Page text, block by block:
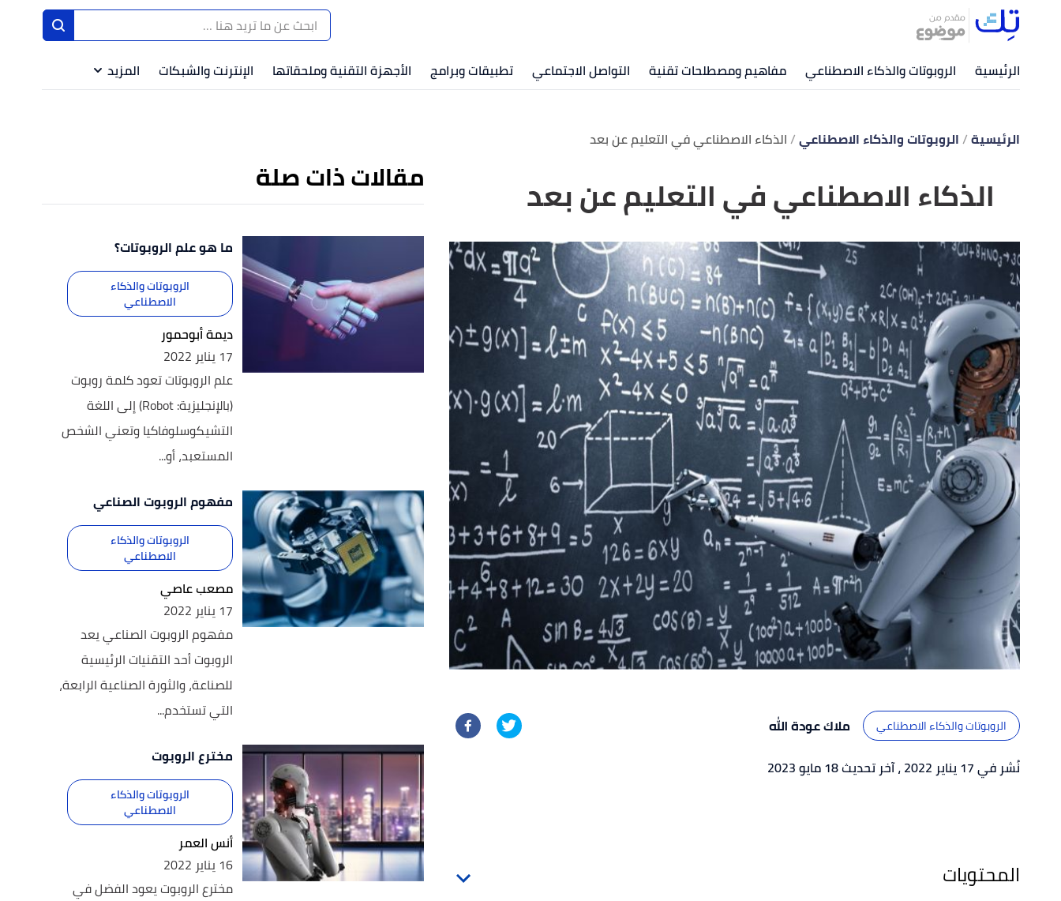
الرئيسية الروبوتات والذكاء الاصطناعي مفاهيم ومصطلحات تقنية التواصل الاجتماعي تطبيقات وبرامج الأجهزة التقنية وملحقاتها الإنترنت والشبكات المزيد
الرئيسية الروبوتات والذكاء الاصطناعي الذكاء الاصطناعي في التعليم عن بعد
الذكاء الاصطناعي في التعليم عن بعد
الروبوتات والذكاء الاصطناعي
ملاك عودة الله
نُشر في 17 يناير 2022
، آخر تحديث 18 مايو 2023
المحتويات
مقالات ذات صلة
ما هو علم الروبوتات؟
الروبوتات والذكاء
الاصطناعي
ديمة أبوحمور
17 يناير 2022
علم الروبوتات تعود كلمة روبوت
(بالإنجليزية: Robot) إلى اللغة
التشيكوسلوفاكيا وتعني الشخص
المستعبد، أو...
مفهوم الروبوت الصناعي
الروبوتات والذكاء
الاصطناعي
مصعب عاصي
17 يناير 2022
مفهوم الروبوت الصناعي يعد
الروبوت أحد التقنيات الرئيسية
للصناعة، والثورة الصناعية الرابعة،
التي تستخدم...
مخترع الروبوت
الروبوتات والذكاء
الاصطناعي
أنس العمر
16 يناير 2022
مخترع الروبوت يعود الفضل في